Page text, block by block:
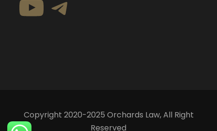
YouTube Telegram
Copyright 2020-2025 Orchards Law, All Right
Reserved